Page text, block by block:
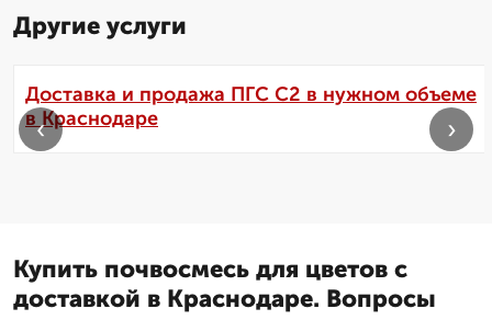
Другие услуги
Доставка и продажа ПГС С2 в нужном объеме
в Краснодаре
‹ ›
Купить почвосмесь для цветов с
доставкой в Краснодаре. Вопросы